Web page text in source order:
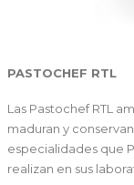
PASTOCHEF RTL
Las Pastochef RTL
maduran y
especialidades que
realizan en sus